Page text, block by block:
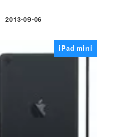
投稿日
2013-09-06
iPad mini